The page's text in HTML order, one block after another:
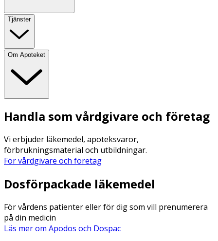
Tjänster
Om Apoteket
Handla som vårdgivare och företag
Vi erbjuder läkemedel, apoteksvaror,
förbrukningsmaterial och utbildningar.
För vårdgivare och företag
Dosförpackade läkemedel
För vårdens patienter eller för dig som vill prenumerera
på din medicin
Läs mer om Apodos och Dospac